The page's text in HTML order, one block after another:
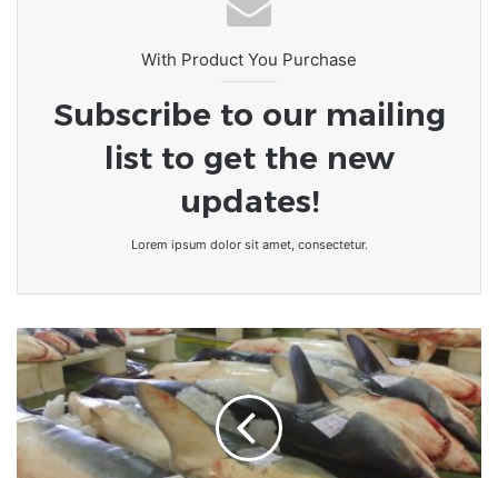
With Product You Purchase
Subscribe to our mailing
list to get the new
updates!
Lorem ipsum dolor sit amet, consectetur.
Togo/Trafic
illicite
d’espèces
protégées